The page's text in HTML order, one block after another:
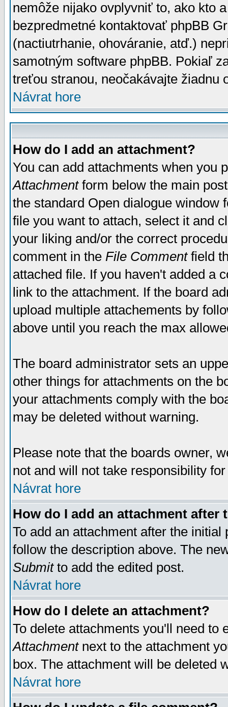
nemôže nijako ovplyvniť to, ako kto
bezpredmetné kontaktovať phpBB
(nactiutrhanie, ohováranie, atď.)
samotným software phpBB. Pokiaľ
treťou stranou, neočakávajte žiadnu
Návrat hore
How do I add an attachment?
You can add attachments when you
Attachmentform below the main
the standard Open dialogue window
file you want to attach, select it and
your liking and/or the correct
comment in the File Commentfield
attached file. If you haven't added a
link to the attachment. If the board
upload multiple attachements by
above until you reach the max
The board administrator sets an
other things for attachments on the
your attachments comply with the
may be deleted without warning.
Please note that the boards owner,
not and will not take responsibility
Návrat hore
How do I add an attachment after
To add an attachment after the
follow the description above. The
Submitto add the edited post.
Návrat hore
How do I delete an attachment?
To delete attachments you'll need
Attachmentnext to the attachment
box. The attachment will be deleted
Návrat hore